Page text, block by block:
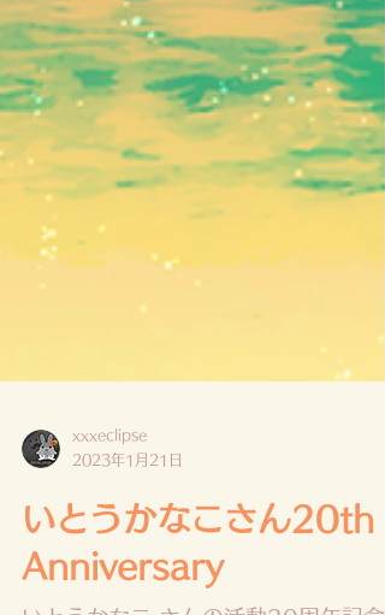
2023年1月21日
いとうかなこさん20th